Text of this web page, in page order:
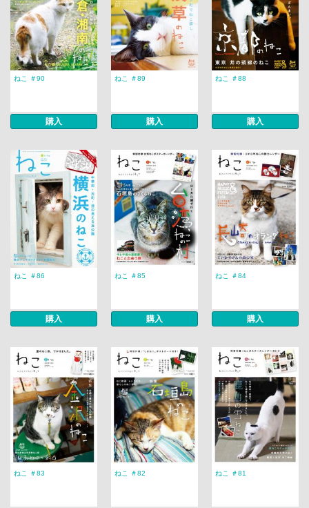
ねこ ＃90
購入
ねこ ＃89
購入
ねこ ＃88
購入
ねこ ＃86
購入
ねこ ＃85
購入
ねこ ＃84
購入
ねこ ＃83 ねこ ＃82 ねこ ＃81